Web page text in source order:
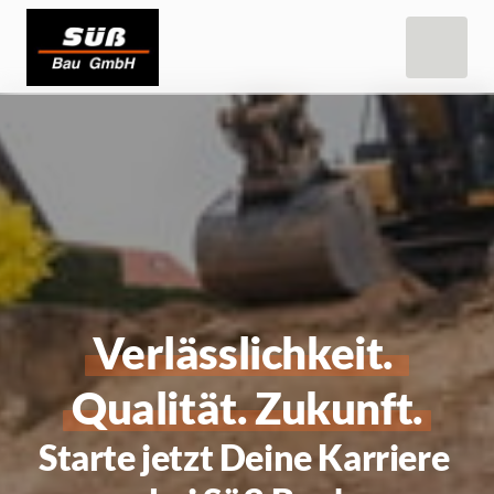
Verlässlichkeit.
Qualität. Zukunft.
Starte jetzt Deine Karriere